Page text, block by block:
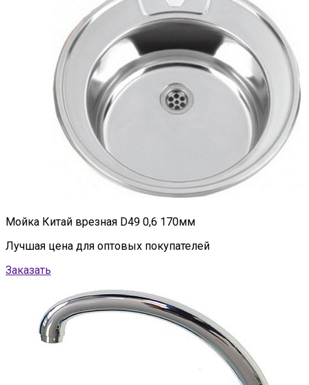
Мойка Китай врезная D49 0,6 170мм
Лучшая цена для оптовых покупателей
Заказать